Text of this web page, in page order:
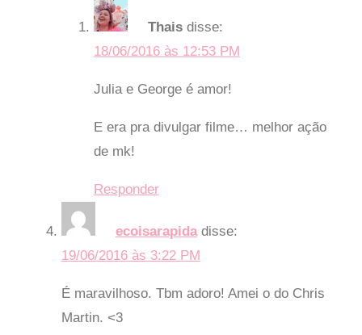
Thais disse:
18/06/2016 às 12:53 PM
Julia e George é amor!
E era pra divulgar filme… melhor ação
de mk!
Responder
ecoisarapida disse:
19/06/2016 às 3:22 PM
É maravilhoso. Tbm adoro! Amei o do Chris
Martin. <3